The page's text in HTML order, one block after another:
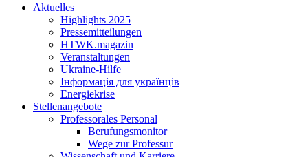
Aktuelles
Highlights 2025
Pressemitteilungen
HTWK.magazin
Veranstaltungen
Ukraine-Hilfe
Інформація для українців
Energiekrise
Stellenangebote
Professorales Personal
Berufungsmonitor
Wege zur Professur